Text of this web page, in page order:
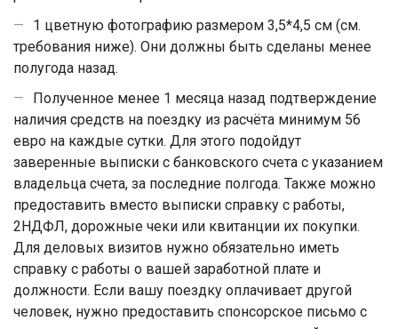
1 цветную фотографию размером 3,5*4,5 см (см.
требования ниже). Они должны быть сделаны менее
полугода назад.
Полученное менее 1 месяца назад подтверждение
наличия средств на поездку из расчёта минимум 56
евро на каждые сутки. Для этого подойдут
заверенные выписки с банковского счета с указанием
владельца счета, за последние полгода. Также можно
предоставить вместо выписки справку с работы,
2НДФЛ, дорожные чеки или квитанции их покупки.
Для деловых визитов нужно обязательно иметь
справку с работы о вашей заработной плате и
должности. Если вашу поездку оплачивает другой
человек, нужно предоставить спонсорское письмо с